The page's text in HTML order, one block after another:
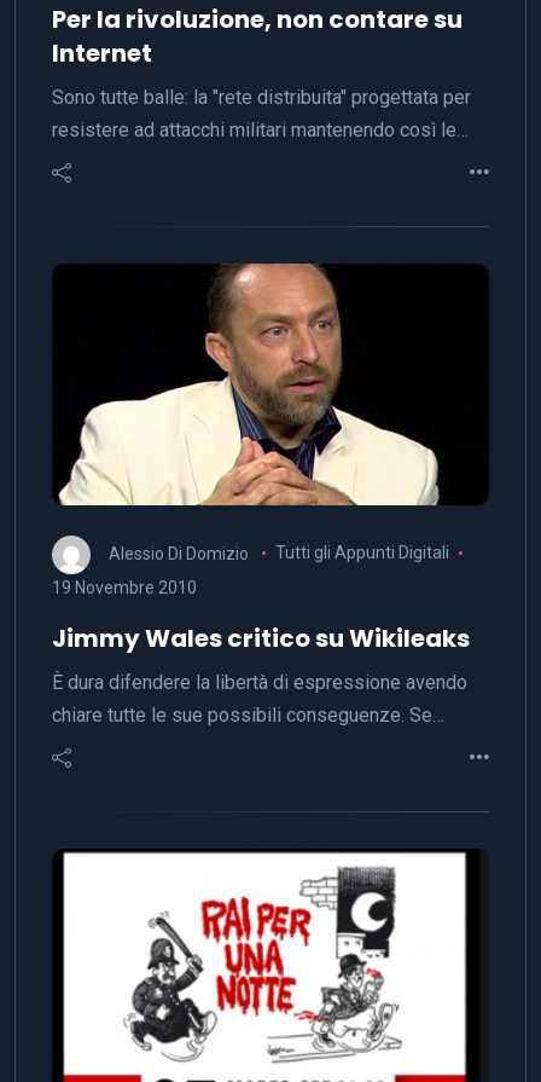
Per la rivoluzione, non contare su
Internet
Sono tutte balle: la "rete distribuita" progettata per
resistere ad attacchi militari mantenendo così le…
Alessio Di Domizio
Tutti gli Appunti Digitali
19 Novembre 2010
Jimmy Wales critico su Wikileaks
È dura difendere la libertà di espressione avendo
chiare tutte le sue possibili conseguenze. Se…